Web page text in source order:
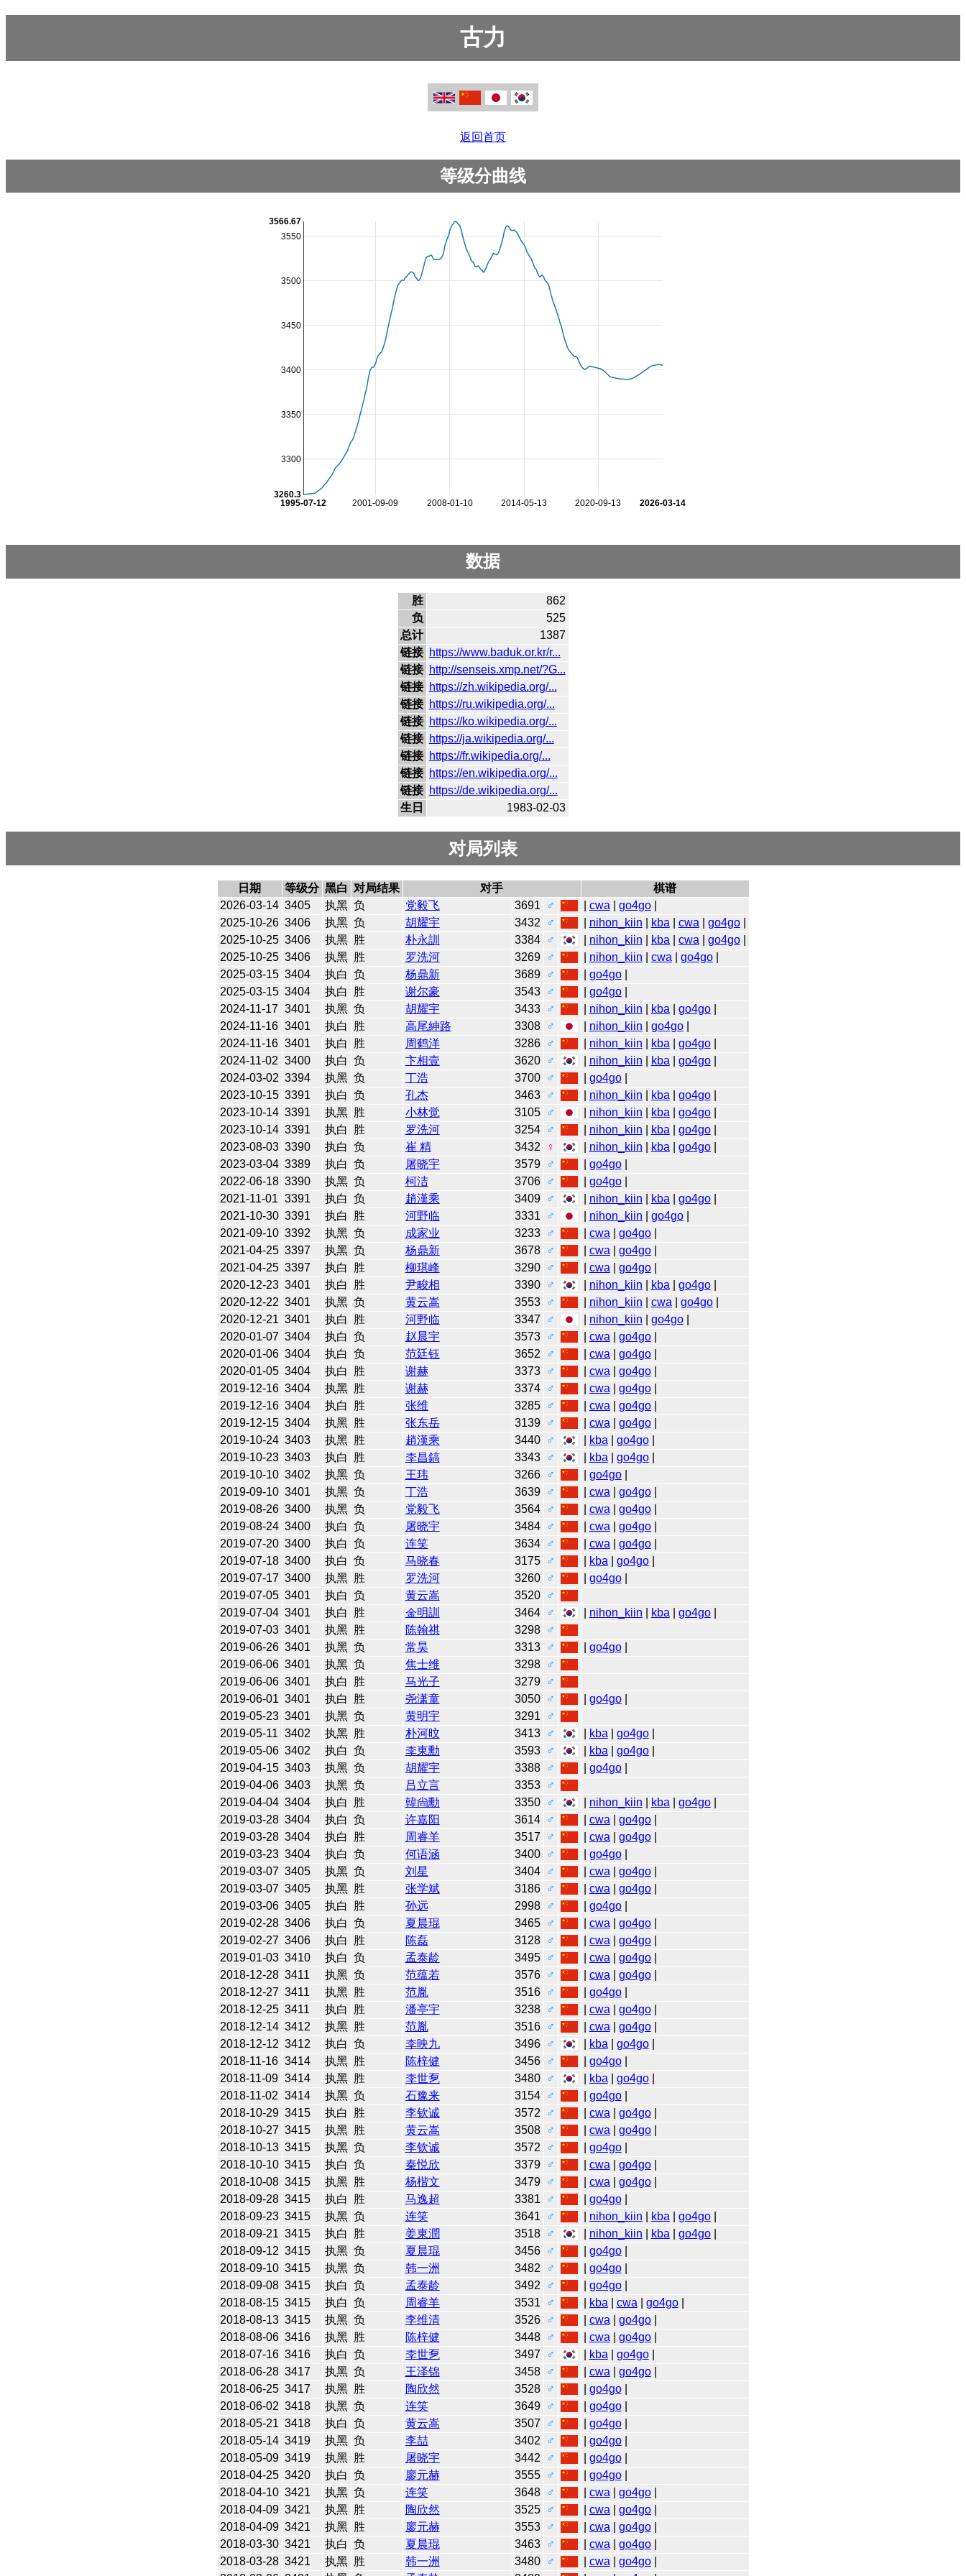
古力
返回首页
等级分曲线
2001-09-09 2008-01-10 2014-05-13 2020-09-13
1995-07-12 2026-03-14
3300
3350
3400
3450
3500
3550
3260.3
3566.67
数据
胜
862
负
525
总计
1387
链接 https://www.baduk.or.kr/r...
链接 http://senseis.xmp.net/?G...
链接 https://zh.wikipedia.org/...
链接 https://ru.wikipedia.org/...
链接 https://ko.wikipedia.org/...
链接 https://ja.wikipedia.org/...
链接 https://fr.wikipedia.org/...
链接 https://en.wikipedia.org/...
链接 https://de.wikipedia.org/...
生日
1983-02-03
对局列表
日期 等级分 黑白 对局结果 对手
棋谱
2026-03-14 3405 执黑 负 党毅飞 3691 ♂ cwa go4go|
2025-10-26 3406 执黑 负 胡耀宇 3432 ♂ nihon_kiin kba cwa go4go|
2025-10-25 3406 执黑 胜 朴永訓 3384 ♂ nihon_kiin kba cwa go4go|
2025-10-25 3406 执黑 胜 罗洗河 3269 ♂ nihon_kiin cwa go4go|
2025-03-15 3404 执白 负 杨鼎新 3689 ♂ go4go|
2025-03-15 3404 执白 胜 谢尔豪 3543 ♂ go4go|
2024-11-17 3401 执黑 负 胡耀宇 3433 ♂ nihon_kiin kba go4go|
2024-11-16 3401 执白 胜 高尾紳路 3308 ♂ nihon_kiin go4go|
2024-11-16 3401 执白 胜 周鹤洋 3286 ♂ nihon_kiin kba go4go|
2024-11-02 3400 执白 负 卞相壹 3620 ♂ nihon_kiin kba go4go|
2024-03-02 3394 执黑 负 丁浩 3700 ♂ go4go|
2023-10-15 3391 执白 负 孔杰 3463 ♂ nihon_kiin kba go4go|
2023-10-14 3391 执黑 胜 小林觉 3105 ♂ nihon_kiin kba go4go|
2023-10-14 3391 执白 胜 罗洗河 3254 ♂ nihon_kiin kba go4go|
2023-08-03 3390 执白 负 崔 精 3432 ♀ nihon_kiin kba go4go|
2023-03-04 3389 执白 负 屠晓宇 3579 ♂ go4go|
2022-06-18 3390 执黑 负 柯洁 3706 ♂ go4go|
2021-11-01 3391 执白 负 趙漢乘 3409 ♂ nihon_kiin kba go4go|
2021-10-30 3391 执白 胜 河野临 3331 ♂ nihon_kiin go4go|
2021-09-10 3392 执黑 负 成家业 3233 ♂ cwa go4go|
2021-04-25 3397 执黑 负 杨鼎新 3678 ♂ cwa go4go|
2021-04-25 3397 执白 胜 柳琪峰 3290 ♂ cwa go4go|
2020-12-23 3401 执白 胜 尹畯相 3390 ♂ nihon_kiin kba go4go|
2020-12-22 3401 执黑 负 黄云嵩 3553 ♂ nihon_kiin cwa go4go|
2020-12-21 3401 执白 胜 河野临 3347 ♂ nihon_kiin go4go|
2020-01-07 3404 执白 负 赵晨宇 3573 ♂ cwa go4go|
2020-01-06 3404 执白 负 范廷钰 3652 ♂ cwa go4go|
2020-01-05 3404 执白 胜 谢赫 3373 ♂ cwa go4go|
2019-12-16 3404 执黑 胜 谢赫 3374 ♂ cwa go4go|
2019-12-16 3404 执白 胜 张维 3285 ♂ cwa go4go|
2019-12-15 3404 执黑 胜 张东岳 3139 ♂ cwa go4go|
2019-10-24 3403 执黑 胜 趙漢乘 3440 ♂ kba go4go|
2019-10-23 3403 执白 胜 李昌鎬 3343 ♂ kba go4go|
2019-10-10 3402 执黑 负 王玮 3266 ♂ go4go|
2019-09-10 3401 执黑 负 丁浩 3639 ♂ cwa go4go|
2019-08-26 3400 执黑 负 党毅飞 3564 ♂ cwa go4go|
2019-08-24 3400 执白 负 屠晓宇 3484 ♂ cwa go4go|
2019-07-20 3400 执白 负 连笑 3634 ♂ cwa go4go|
2019-07-18 3400 执白 负 马晓春 3175 ♂ kba go4go|
2019-07-17 3400 执黑 胜 罗洗河 3260 ♂ go4go|
2019-07-05 3401 执白 负 黄云嵩 3520
♂
2019-07-04 3401 执白 胜 金明訓 3464 ♂ nihon_kiin kba go4go|
2019-07-03 3401 执黑 胜 陈翰祺 3298
♂
2019-06-26 3401 执黑 负 常昊 3313 ♂ go4go|
2019-06-06 3401 执黑 负 焦士维 3298
♂
2019-06-06 3401 执白 胜 马光子 3279
♂
2019-06-01 3401 执白 胜 尧潇童 3050 ♂ go4go|
2019-05-23 3401 执黑 负 黄明宇 3291
♂
2019-05-11 3402 执黑 胜 朴河旼 3413 ♂ kba go4go|
2019-05-06 3402 执白 负 李東勳 3593 ♂ kba go4go|
2019-04-15 3403 执黑 负 胡耀宇 3388 ♂ go4go|
2019-04-06 3403 执黑 负 吕立言 3353
♂
2019-04-04 3404 执白 胜 韓尙勳 3350 ♂ nihon_kiin kba go4go|
2019-03-28 3404 执白 负 许嘉阳 3614 ♂ cwa go4go|
2019-03-28 3404 执白 胜 周睿羊 3517 ♂ cwa go4go|
2019-03-23 3404 执白 负 何语涵 3400 ♂ go4go|
2019-03-07 3405 执黑 负 刘星 3404 ♂ cwa go4go|
2019-03-07 3405 执黑 胜 张学斌 3186 ♂ cwa go4go|
2019-03-06 3405 执白 胜 孙远 2998 ♂ go4go|
2019-02-28 3406 执白 负 夏晨琨 3465 ♂ cwa go4go|
2019-02-27 3406 执白 胜 陈磊 3128 ♂ cwa go4go|
2019-01-03 3410 执白 负 孟泰龄 3495 ♂ cwa go4go|
2018-12-28 3411 执黑 负 范蕴若 3576 ♂ cwa go4go|
2018-12-27 3411 执黑 胜 范胤 3516 ♂ go4go|
2018-12-25 3411 执白 胜 潘亭宇 3238 ♂ cwa go4go|
2018-12-14 3412 执黑 胜 范胤 3516 ♂ cwa go4go|
2018-12-12 3412 执白 负 李映九 3496 ♂ kba go4go|
2018-11-16 3414 执黑 胜 陈梓健 3456 ♂ go4go|
2018-11-09 3414 执黑 胜 李世乭 3480 ♂ kba go4go|
2018-11-02 3414 执黑 负 石豫来 3154 ♂ go4go|
2018-10-29 3415 执白 胜 李钦诚 3572 ♂ cwa go4go|
2018-10-27 3415 执黑 胜 黄云嵩 3508 ♂ cwa go4go|
2018-10-13 3415 执黑 负 李钦诚 3572 ♂ go4go|
2018-10-10 3415 执白 负 秦悦欣 3379 ♂ cwa go4go|
2018-10-08 3415 执黑 胜 杨楷文 3479 ♂ cwa go4go|
2018-09-28 3415 执白 胜 马逸超 3381 ♂ go4go|
2018-09-23 3415 执黑 负 连笑 3641 ♂ nihon_kiin kba go4go|
2018-09-21 3415 执白 胜 姜東潤 3518 ♂ nihon_kiin kba go4go|
2018-09-12 3415 执黑 负 夏晨琨 3456 ♂ go4go|
2018-09-10 3415 执黑 负 韩一洲 3482 ♂ go4go|
2018-09-08 3415 执白 负 孟泰龄 3492 ♂ go4go|
2018-08-15 3415 执白 负 周睿羊 3531 ♂ kba cwa go4go|
2018-08-13 3415 执黑 负 李维清 3526 ♂ cwa go4go|
2018-08-06 3416 执黑 胜 陈梓健 3448 ♂ cwa go4go|
2018-07-16 3416 执白 负 李世乭 3497 ♂ kba go4go|
2018-06-28 3417 执黑 负 王泽锦 3458 ♂ cwa go4go|
2018-06-25 3417 执黑 胜 陶欣然 3528 ♂ go4go|
2018-06-02 3418 执黑 负 连笑 3649 ♂ go4go|
2018-05-21 3418 执白 负 黄云嵩 3507 ♂ go4go|
2018-05-14 3419 执黑 负 李喆 3402 ♂ go4go|
2018-05-09 3419 执黑 胜 屠晓宇 3442 ♂ go4go|
2018-04-25 3420 执白 负 廖元赫 3555 ♂ go4go|
2018-04-10 3421 执黑 负 连笑 3648 ♂ cwa go4go|
2018-04-09 3421 执黑 胜 陶欣然 3525 ♂ cwa go4go|
2018-04-09 3421 执黑 胜 廖元赫 3553 ♂ cwa go4go|
2018-03-30 3421 执白 负 夏晨琨 3463 ♂ cwa go4go|
2018-03-28 3421 执黑 胜 韩一洲 3480 ♂ cwa go4go|